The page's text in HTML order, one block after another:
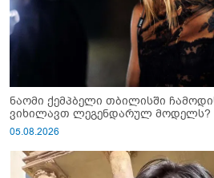
ნაომი ქემპბელი თბილისში
ვიხილავთ ლეგენდარულ მოდელს?
05.08.2026